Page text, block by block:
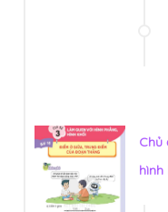
Chủ
hình